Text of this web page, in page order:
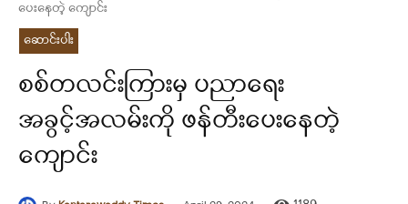
ပေးနေတဲ့ ကျောင်း
ဆောင်းပါး
စစ်တလင်းကြားမှ ပညာရေး
အခွင့်အလမ်းကို ဖန်တီးပေးနေတဲ့
ကျောင်း